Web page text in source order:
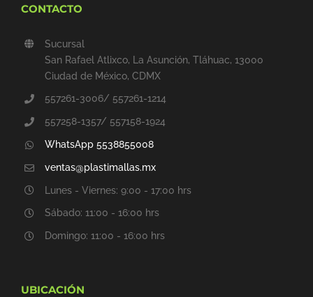
CONTACTO
Sucursal
San Rafael Atlixco, La Asunción, Tláhuac, 13000
Ciudad de México, CDMX
557261-3006/ 557261-1214
557258-1357/ 557158-1924
WhatsApp 5538855008
ventas@plastimallas.mx
Lunes - Viernes: 9:00 - 17:00 hrs
Sábado: 11:00 - 16:00 hrs
Domingo: 11:00 - 16:00 hrs
UBICACIÓN